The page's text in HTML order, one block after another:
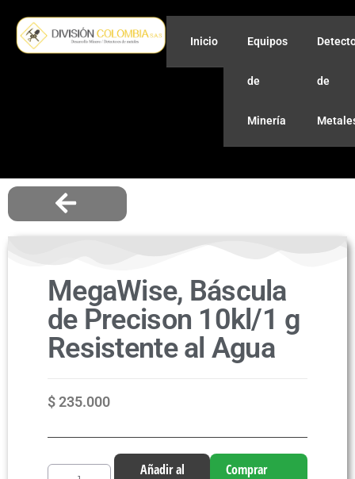
Inicio Equipos
de
Minería
de
MegaWise, Báscula
de Precison 10kl/1 g
Resistente al Agua
$235.000
Añadir al
Comprar